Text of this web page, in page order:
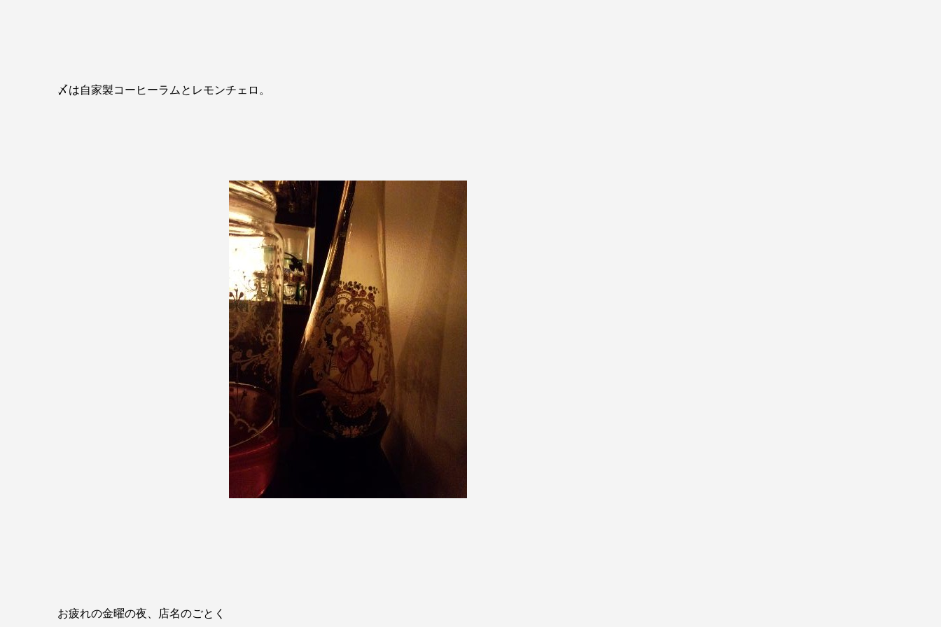
〆は自家製コーヒーラムとレモンチェロ。
お疲れの金曜の夜、店名のごとく